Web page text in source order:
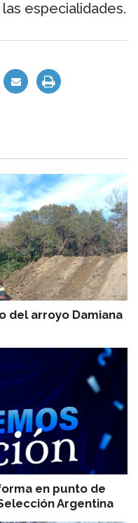
especialidades.
del arroyo Damiana
en punto de
Argentina